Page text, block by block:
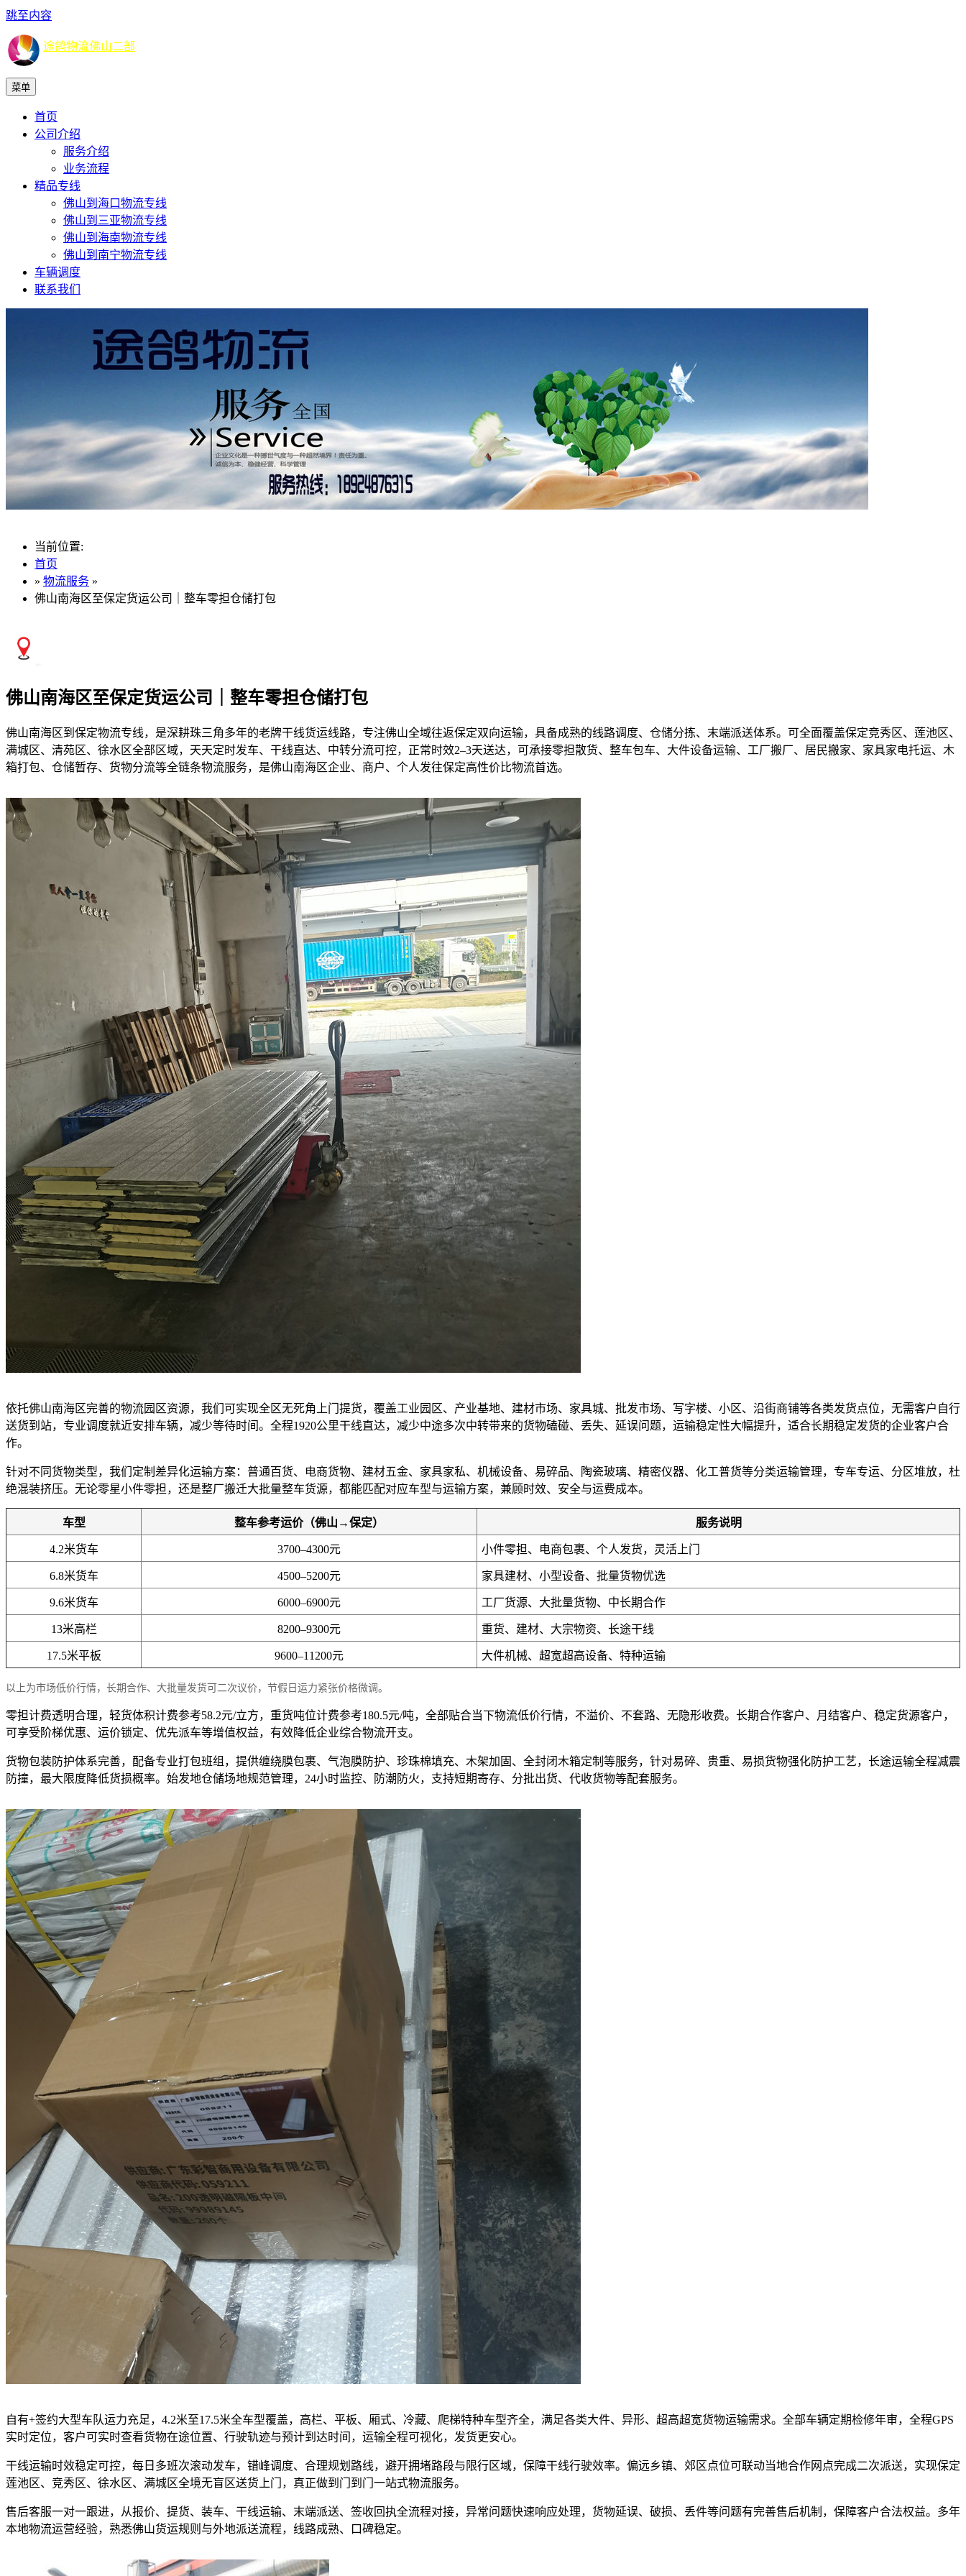
跳至内容
途鸽物流佛山二部
菜单
首页
公司介绍
服务介绍
业务流程
精品专线
佛山到海口物流专线
佛山到三亚物流专线
佛山到海南物流专线
佛山到南宁物流专线
车辆调度
联系我们
当前位置:
首页
» 物流服务 »
佛山南海区至保定货运公司｜整车零担仓储打包
佛山南海区至保定货运公司｜整车零担仓储打包
佛山南海区到保定物流专线，是深耕珠三角多年的老牌干线货运线路，专注佛山全域往返保定双向运输，具备成熟的线路调度、仓储分拣、末端派送体系。可全面覆盖保定竞秀区、莲池区、
满城区、清苑区、徐水区全部区域，天天定时发车、干线直达、中转分流可控，正常时效2–3天送达，可承接零担散货、整车包车、大件设备运输、工厂搬厂、居民搬家、家具家电托运、木
箱打包、仓储暂存、货物分流等全链条物流服务，是佛山南海区企业、商户、个人发往保定高性价比物流首选。
依托佛山南海区完善的物流园区资源，我们可实现全区无死角上门提货，覆盖工业园区、产业基地、建材市场、家具城、批发市场、写字楼、小区、沿街商铺等各类发货点位，无需客户自行
送货到站，专业调度就近安排车辆，减少等待时间。全程1920公里干线直达，减少中途多次中转带来的货物磕碰、丢失、延误问题，运输稳定性大幅提升，适合长期稳定发货的企业客户合
作。
针对不同货物类型，我们定制差异化运输方案：普通百货、电商货物、建材五金、家具家私、机械设备、易碎品、陶瓷玻璃、精密仪器、化工普货等分类运输管理，专车专运、分区堆放，杜
绝混装挤压。无论零星小件零担，还是整厂搬迁大批量整车货源，都能匹配对应车型与运输方案，兼顾时效、安全与运费成本。
车型 整车参考运价（佛山→保定） 服务说明
4.2米货车 3700–4300元 小件零担、电商包裹、个人发货，灵活上门
6.8米货车 4500–5200元 家具建材、小型设备、批量货物优选
9.6米货车 6000–6900元 工厂货源、大批量货物、中长期合作
13米高栏 8200–9300元 重货、建材、大宗物资、长途干线
17.5米平板 9600–11200元 大件机械、超宽超高设备、特种运输
以上为市场低价行情，长期合作、大批量发货可二次议价，节假日运力紧张价格微调。
零担计费透明合理，轻货体积计费参考58.2元/立方，重货吨位计费参考180.5元/吨，全部贴合当下物流低价行情，不溢价、不套路、无隐形收费。长期合作客户、月结客户、稳定货源客户，
可享受阶梯优惠、运价锁定、优先派车等增值权益，有效降低企业综合物流开支。
货物包装防护体系完善，配备专业打包班组，提供缠绕膜包裹、气泡膜防护、珍珠棉填充、木架加固、全封闭木箱定制等服务，针对易碎、贵重、易损货物强化防护工艺，长途运输全程减震
防撞，最大限度降低货损概率。始发地仓储场地规范管理，24小时监控、防潮防火，支持短期寄存、分批出货、代收货物等配套服务。
自有+签约大型车队运力充足，4.2米至17.5米全车型覆盖，高栏、平板、厢式、冷藏、爬梯特种车型齐全，满足各类大件、异形、超高超宽货物运输需求。全部车辆定期检修年审，全程GPS
实时定位，客户可实时查看货物在途位置、行驶轨迹与预计到达时间，运输全程可视化，发货更安心。
干线运输时效稳定可控，每日多班次滚动发车，错峰调度、合理规划路线，避开拥堵路段与限行区域，保障干线行驶效率。偏远乡镇、郊区点位可联动当地合作网点完成二次派送，实现保定
莲池区、竞秀区、徐水区、满城区全境无盲区送货上门，真正做到门到门一站式物流服务。
售后客服一对一跟进，从报价、提货、装车、干线运输、末端派送、签收回执全流程对接，异常问题快速响应处理，货物延误、破损、丢件等问题有完善售后机制，保障客户合法权益。多年
本地物流运营经验，熟悉佛山货运规则与外地派送流程，线路成熟、口碑稳定。